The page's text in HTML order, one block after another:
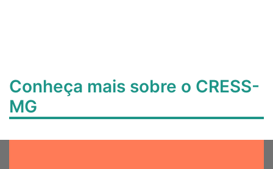
Conheça mais sobre o CRESS-
MG